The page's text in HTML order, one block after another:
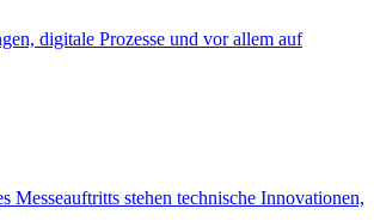
digitale Prozesse und vor allem auf
stehen technische Innovationen,